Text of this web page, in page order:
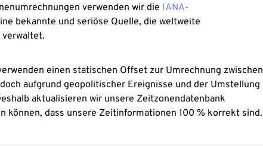
verwenden wir die IANA-
bekannte und seriöse Quelle, die weltweite
einen statischen Offset zur Umrechnung zwischen
aufgrund geopolitischer Ereignisse und der Umstellung
aktualisieren wir unsere Zeitzonendatenbank
können, dass unsere Zeitinformationen 100 % korrekt sind.